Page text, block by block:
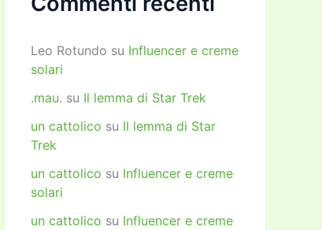
Leo Rotundo su Influencer e creme
solari
.mau. su Il lemma di Star Trek
un cattolico su Il lemma di Star
Trek
un cattolico su Influencer e creme
solari
un cattolico su Influencer e creme